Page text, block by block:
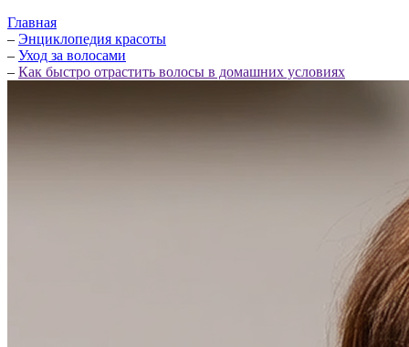
Главная
– Энциклопедия красоты
– Уход за волосами
– Как быстро отрастить волосы в домашних условиях